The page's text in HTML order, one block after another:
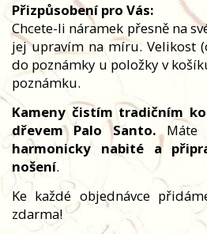
Přizpůsobení pro Vás:
Chcete-li náramek přesně na
jej upravím na míru. Velikost
do poznámky u položky v
poznámku.
Kameny čistím tradičním
dřevem Palo Santo. Máte
harmonicky nabité a
nošení.
Ke každé objednávce
zdarma!